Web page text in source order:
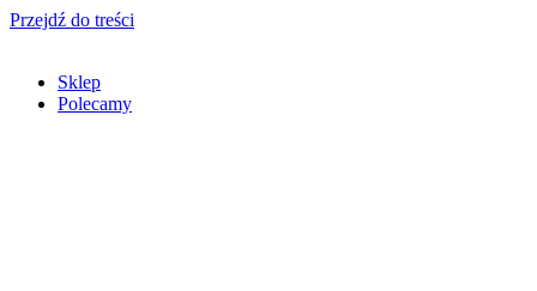
Przejdź do treści
Sklep
Polecamy